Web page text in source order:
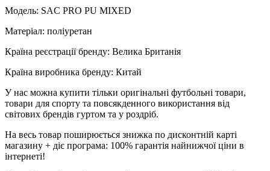
Модель: SAC PRO PU MIXED
Матеріал: поліуретан
Країна реєстрації бренду: Велика Британія
Країна виробника бренду: Китай
У нас можна купити тільки оригінальні футбольні товари,
товари для спорту та повсякденного використання від
світових брендів гуртом та у роздріб.
На весь товар поширюється знижка по дисконтній карті
магазину + діє програма: 100% гарантія найнижчої ціни в
інтернеті!